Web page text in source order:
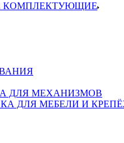
КОМПЛЕКТУЮЩИЕ
ДЛЯ МЕХАНИЗМОВ
ДЛЯ МЕБЕЛИ И